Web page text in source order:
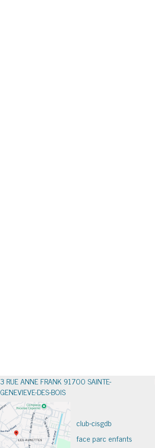
3 RUE ANNE FRANK 91700 SAINTE-
GENEVIEVE-DES-BOIS
club-cisgdb
face parc enfants